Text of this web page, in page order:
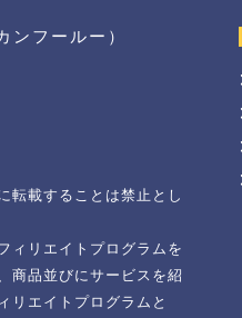
ンフールー）
転載することは禁止とし
ィリエイトプログラムを
商品並びにサービスを紹
リエイトプログラムと